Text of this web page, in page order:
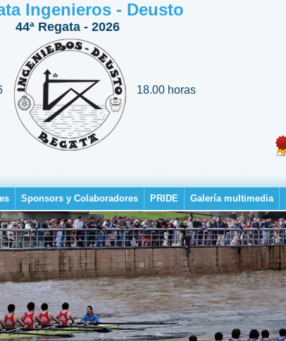
Ingenieros - Deusto
44ª Regata - 2026
18.00 horas
Sponsors y Colaboradores PRIDE Galería multimedia